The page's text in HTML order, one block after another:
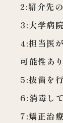
2:紹介先
3:大学病
4:担当医
可能性あり
5:抜歯を
6:消毒し
7:矯正治